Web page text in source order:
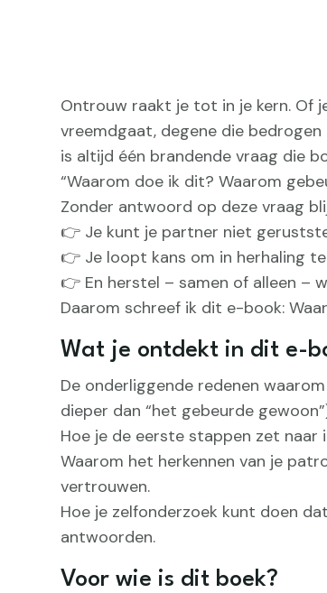
Ontrouw raakt je tot in je kern. Of
vreemdgaat, degene die
is altijd één brandende vraag die
“Waarom doe ik dit? Waarom
Zonder antwoord op deze vraag
👉 Je kunt je partner niet
👉 Je loopt kans om in herhaling te
👉 En herstel – samen of alleen –
Daarom schreef ik dit e-book:
Wat je ontdekt in dit e-
De onderliggende redenen
dieper dan “het gebeurde
Hoe je de eerste stappen zet
Waarom het herkennen van je
vertrouwen.
Hoe je zelfonderzoek kunt doen
antwoorden.
Voor wie is dit boek?